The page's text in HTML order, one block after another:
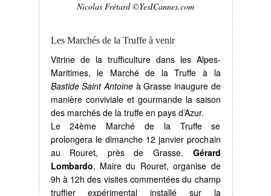
Nicolas Frétard ©YesICannes.com
Les Marchés de la Truffe à venir
Vitrine de la trufficulture dans les Alpes-
Maritimes, le Marché de la Truffe à la
Bastide Saint Antoineà Grasse inaugure de
manière conviviale et gourmande la saison
des marchés de la truffe en pays d’Azur.
Le 24ème Marché de la Truffe se
prolongera le dimanche 12 janvier prochain
au Rouret, près de Grasse. Gérard
Lombardo, Maire du Rouret, organise de
9h à 12h des visites commentées du champ
truffier expérimental installé sur la